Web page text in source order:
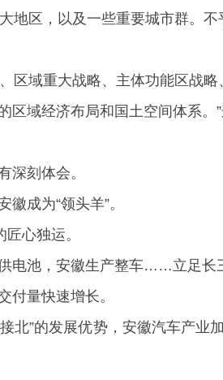
地区，以及一些重要城市群。
区域重大战略、主体功能区战
域经济布局和国土空间体系。
深刻体会。
成为“领头羊”。
心独运。
电池，安徽生产整车……立足长
付量快速增长。
北”的发展优势，安徽汽车产